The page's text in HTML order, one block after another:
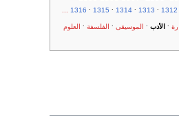
1312
1313
1314
1315
1316
...
الأدب الموسيقى الفلسفة
العلوم